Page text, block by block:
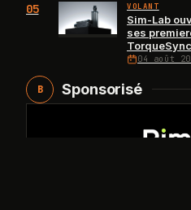
05 VOLANT
Sim-Lab
ses
TorqueSync
04 août
B Sponsorisé